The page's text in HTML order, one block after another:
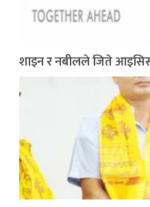
शाइन र नबीलले जिते